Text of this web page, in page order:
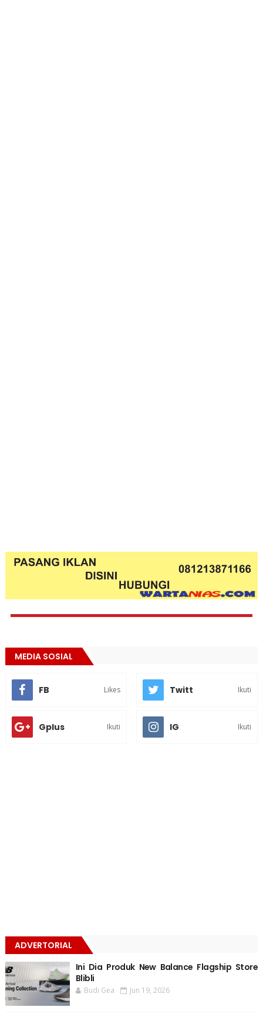
MEDIA SOSIAL
FB Likes Twitt Ikuti
Gplus Ikuti IG Ikuti
ADVERTORIAL
Ini Dia Produk New Balance Flagship Store
Blibli
Budi Gea Jun 19, 2026